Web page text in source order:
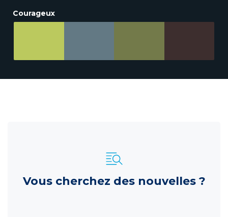
Courageux
Vous cherchez des nouvelles ?